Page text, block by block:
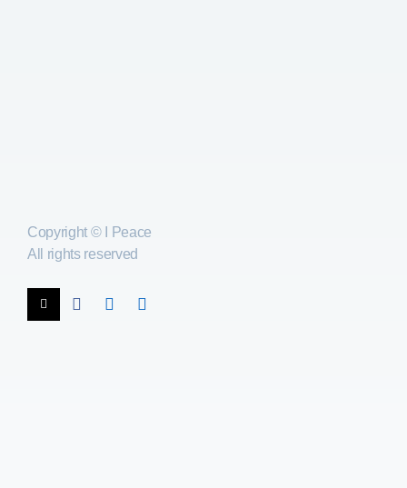
Copyright © I Peace
All rights reserved